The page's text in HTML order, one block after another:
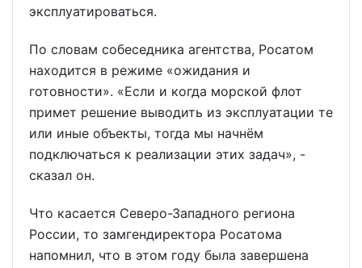
эксплуатироваться.
По словам собеседника агентства, Росатом
находится в режиме «ожидания и
готовности». «Если и когда морской флот
примет решение выводить из эксплуатации те
или иные объекты, тогда мы начнём
подключаться к реализации этих задач», -
сказал он.
Что касается Северо-Западного региона
России, то замгендиректора Росатома
напомнил, что в этом году была завершена